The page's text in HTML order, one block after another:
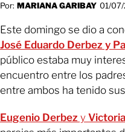
Por: MARIANA GARIBAY 01/07/
Este domingo se dio a
José Eduardo Derbez y
público estaba muy
encuentro entre los
entre ambos ha tenido
Eugenio Derbez y